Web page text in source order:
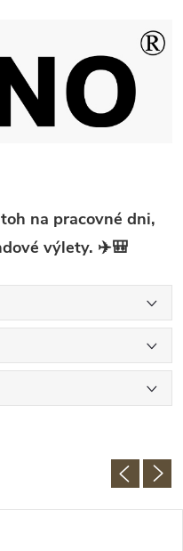
na pracovné dni,
výlety. ✈️🎒